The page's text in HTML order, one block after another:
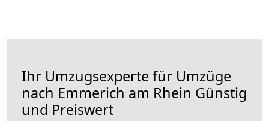
Ihr Umzugsexperte für Umzüge
nach Emmerich am Rhein Günstig
und Preiswert